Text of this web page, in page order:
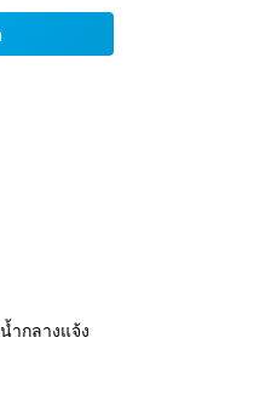
ำกลางแจ้ง